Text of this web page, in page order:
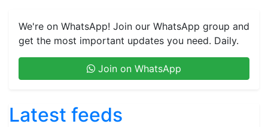
We're on WhatsApp! Join our WhatsApp group and
get the most important updates you need. Daily.
Join on WhatsApp
Latest feeds